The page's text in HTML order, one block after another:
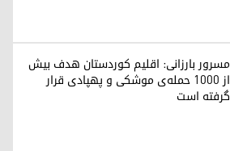
مسرور بارزانی: اقلیم کوردستان هدف بیش
از ۱۰۰۰ حمله‌ی موشکی و پهپادی قرار
گرفته است